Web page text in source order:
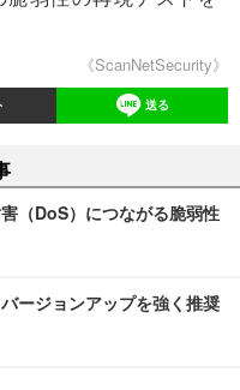
《ScanNetSecurity》
送る
（DoS）につながる脆弱性
ージョンアップを強く推奨